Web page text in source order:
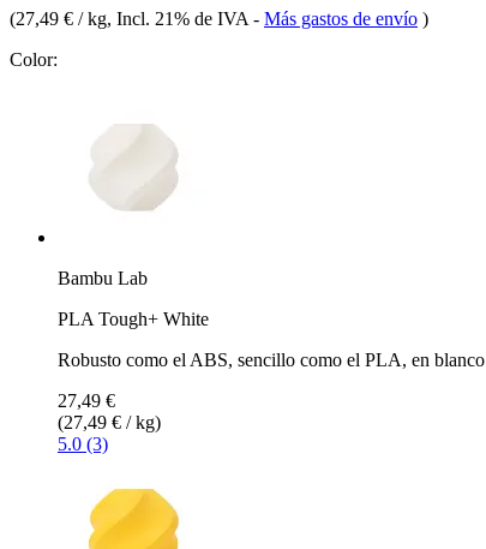
(27,49 € / kg, Incl. 21% de IVA - Más gastos de envío )
Color:
Bambu Lab
PLA Tough+ White
Robusto como el ABS, sencillo como el PLA, en blanco
27,49 €
(27,49 € / kg)
5.0 (3)